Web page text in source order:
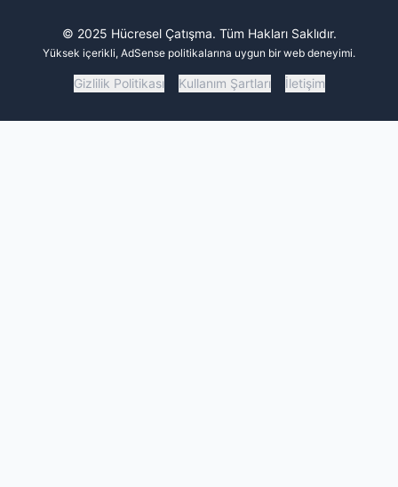
© 2025 Hücresel Çatışma. Tüm Hakları Saklıdır.
Yüksek içerikli, AdSense politikalarına uygun bir web deneyimi.
Gizlilik Politikası Kullanım Şartları İletişim